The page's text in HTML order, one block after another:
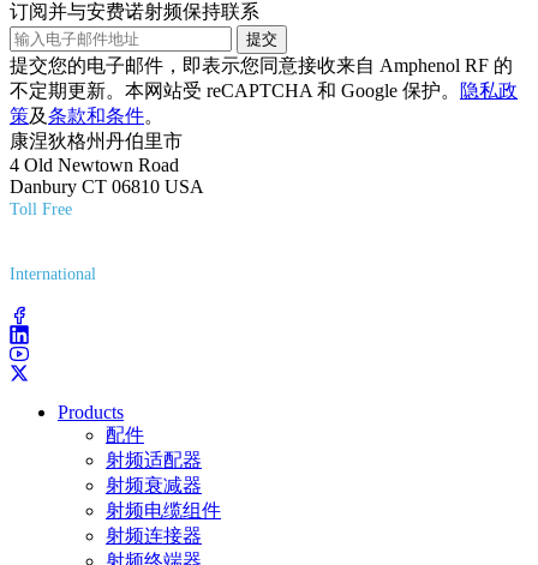
订阅并与安费诺射频保持联系
提交
提交您的电子邮件，即表示您同意接收来自 Amphenol RF 的
不定期更新。本网站受 reCAPTCHA 和 Google 保护。
隐私政
策及条款和条件。
康涅狄格州丹伯里市
4 Old Newtown Road
Danbury CT 06810 USA
Toll Free
International
Products
配件
射频适配器
射频衰减器
射频电缆组件
射频连接器